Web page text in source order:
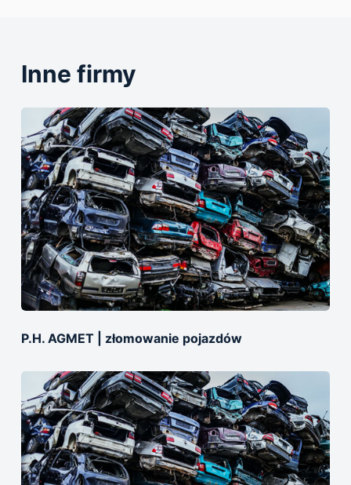
Inne firmy
P.H. AGMET | złomowanie pojazdów